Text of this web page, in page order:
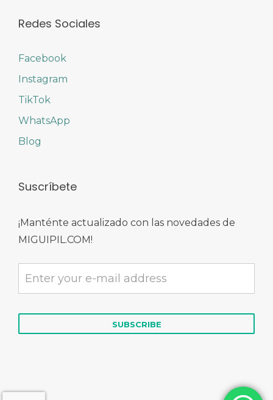
Redes Sociales
Facebook
Instagram
TikTok
WhatsApp
Blog
Suscríbete
¡Manténte actualizado con las novedades de
MIGUIPIL.COM!